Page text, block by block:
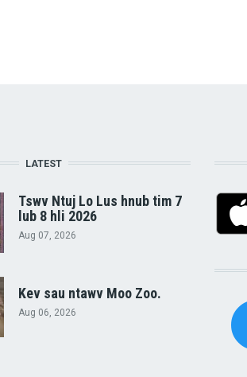
LATEST
Tswv Ntuj Lo Lus hnub tim 7
lub 8 hli 2026
Aug 07, 2026
Kev sau ntawv Moo Zoo.
Aug 06, 2026